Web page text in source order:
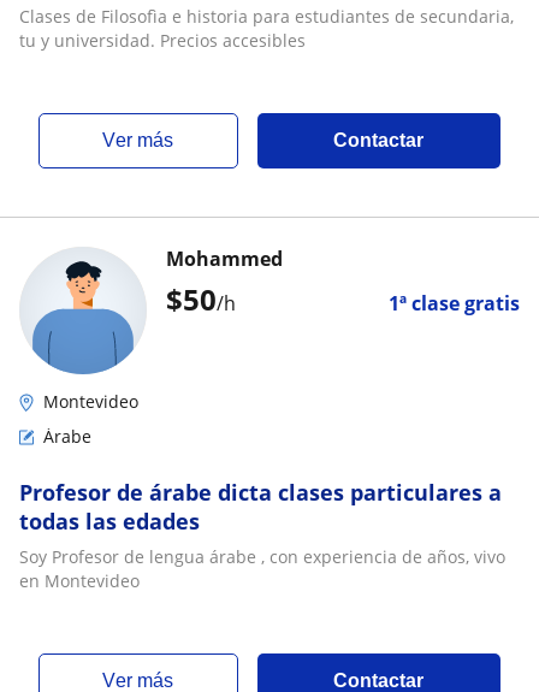
Clases de Filosofìa e historia para estudiantes de secundaria,
tu y universidad. Precios accesibles
ver más Contactar
$50/h 1ª clase gratis
Mohammed
Montevideo
Árabe
Profesor de árabe dicta clases particulares a
todas las edades
Soy Profesor de lengua árabe , con experiencia de años, vivo
en Montevideo
ver más Contactar